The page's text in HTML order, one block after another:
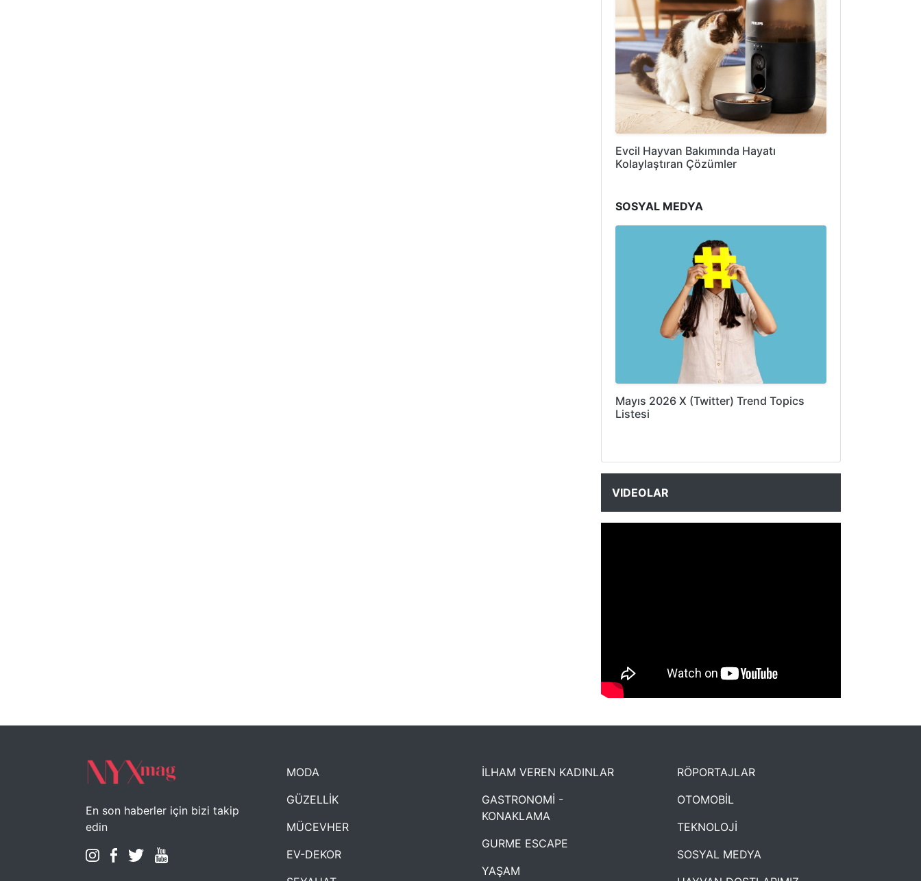
Evcil Hayvan Bakımında Hayatı
Kolaylaştıran Çözümler
SOSYAL MEDYA
Mayıs 2026 X (Twitter) Trend Topics
Listesi
VIDEOLAR
NYXmag 2. Yaş Kutlama Etkinliği
En son haberler için bizi takip
edin
MODA
GÜZELLİK
MÜCEVHER
EV-DEKOR
İLHAM VEREN KADINLAR
GASTRONOMİ -
KONAKLAMA
GURME ESCAPE
YAŞAM
RÖPORTAJLAR
OTOMOBİL
TEKNOLOJİ
SOSYAL MEDYA